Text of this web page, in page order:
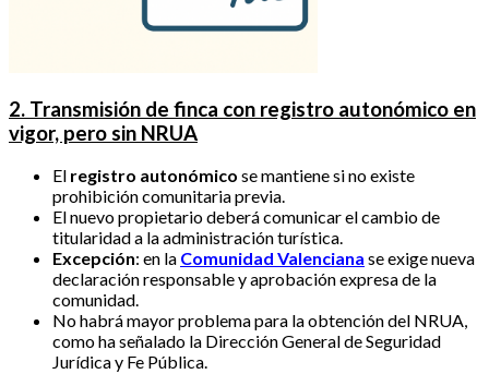
2. Transmisión de finca con registro autonómico en
vigor, pero sin NRUA
El registro autonómico se mantiene si no existe
prohibición comunitaria previa.
El nuevo propietario deberá comunicar el cambio de
titularidad a la administración turística.
Excepción: en la Comunidad Valenciana se exige nueva
declaración responsable y aprobación expresa de la
comunidad.
No habrá mayor problema para la obtención del NRUA,
como ha señalado la Dirección General de Seguridad
Jurídica y Fe Pública.